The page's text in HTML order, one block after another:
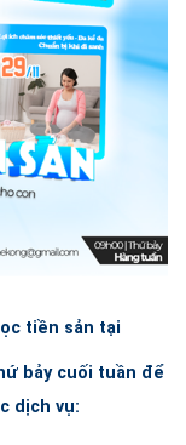
tiền sản tại
bảy cuối tuần để
dịch vụ: